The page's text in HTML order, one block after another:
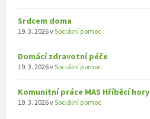
Srdcem doma
19. 3. 2026vSociální pomoc
Domácí zdravotní péče
19. 3. 2026vSociální pomoc
Komunitní práce MAS Hříběcí hory
19. 3. 2026vSociální pomoc